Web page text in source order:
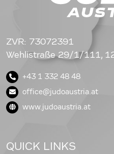
ZVR: 73072391
Wehlistraße 29/1/111,
+43 1 332 48 48
office@judoaustria.at
www.judoaustria.at
QUICK LINKS